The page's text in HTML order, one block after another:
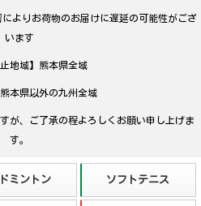
よりお荷物のお届けに遅延の可能性がござ
います
止地域】熊本県全域
熊本県以外の九州全域
が、ご了承の程よろしくお願い申し上げま
す。